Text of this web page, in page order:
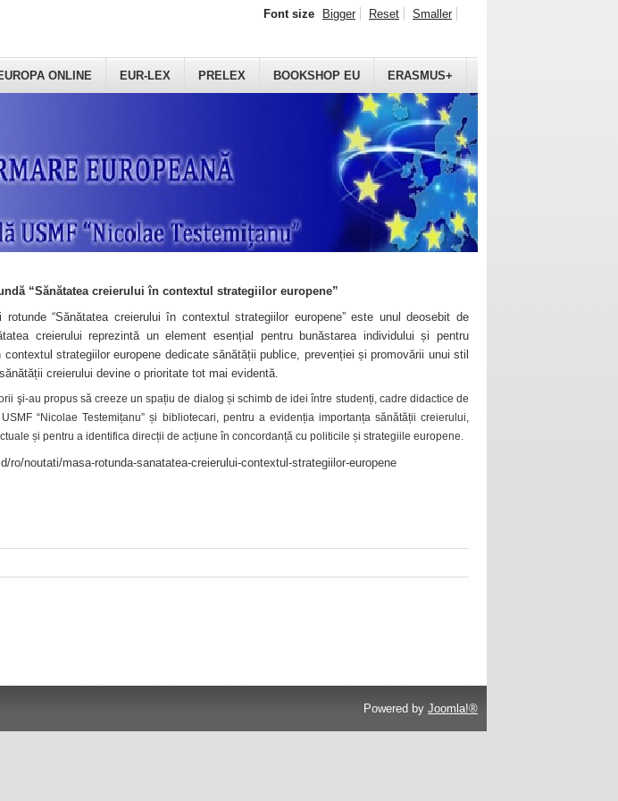
ONLINE EUR-LEX PRELEX BOOKSHOP EU ERASMUS+
Font size Bigger Reset Smaller
“Sănătatea creierului în contextul strategiilor europene”
“Sănătatea creierului în contextul strategiilor europene” este unul deosebit de
creierului reprezintă un element esențial pentru bunăstarea individului și pentru
strategiilor europene dedicate sănătății publice, prevenției și promovării unui stil
creierului devine o prioritate tot mai evidentă.
şi-au propus să creeze un spațiu de dialog și schimb de idei între studenți, cadre didactice de
“Nicolae Testemițanu” și bibliotecari, pentru a evidenția importanța sănătății creierului,
și pentru a identifica direcții de acțiune în concordanță cu politicile și strategiile europene.
ro/noutati/masa-rotunda-sanatatea-creierului-contextul-strategiilor-europene
Powered by Joomla!®